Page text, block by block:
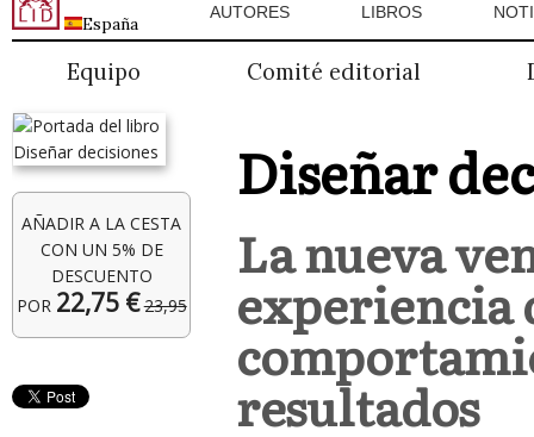
España
AUTORES LIBROS
Equipo Comité editorial
AÑADIR A LA CESTA
CON UN 5% DE
DESCUENTO
POR 22,75 € 23,95
Diseñar
La nueva
experiencia
resultados